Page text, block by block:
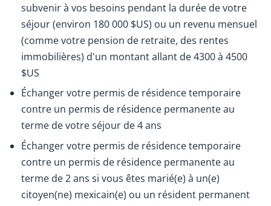
subvenir à vos besoins pendant la durée de votre
séjour (environ 180 000 $US) ou un revenu mensuel
(comme votre pension de retraite, des rentes
immobilières) d'un montant allant de 4300 à 4500
$US
Échanger votre permis de résidence temporaire
contre un permis de résidence permanente au
terme de votre séjour de 4 ans
Échanger votre permis de résidence temporaire
contre un permis de résidence permanente au
terme de 2 ans si vous êtes marié(e) à un(e)
citoyen(ne) mexicain(e) ou un résident permanent